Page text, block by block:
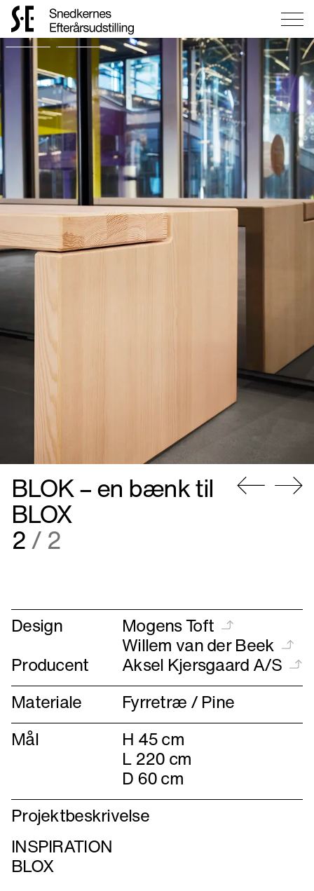
Gå
forsiden
BLOK – en bænk til
BLOX
2/ 2
Design Mogens Toft
Willem van der Beek
Producent
Aksel Kjersgaard A/S
Materiale
Mål
H 45 cm
L 220 cm
D 60 cm
Projektbeskrivelse
INSPIRATION
BLOX